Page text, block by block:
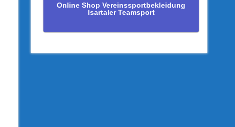
Online Shop Vereinssportbekleidung
Isartaler Teamsport